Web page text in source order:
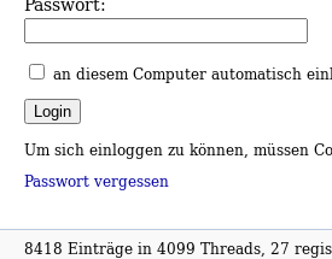
an diesem Computer automatisch
Um sich einloggen zu können, müssen
Passwort vergessen
8418 Einträge in 4099 Threads, 27